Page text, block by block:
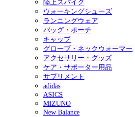
陸上スパイク
ウォーキングシューズ
ランニングウェア
バッグ・ポーチ
キャップ
グローブ・ネックウォーマー
アクセサリー・グッズ
ケア・サポーター用品
サプリメント
adidas
ASICS
MIZUNO
New Balance